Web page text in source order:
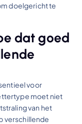
doelgericht te
dat goed
voor
moet niet
van het
verschillende